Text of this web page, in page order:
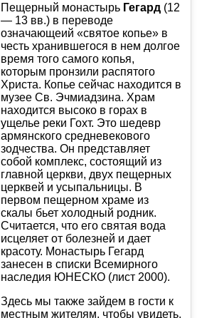
Пещерный монастырь Гегард (12
— 13 вв.) в переводе
означающеий «святое копье» в
честь хранившегося в нем долгое
время того самого копья,
которым пронзили распятого
Христа. Копье сейчас находится в
музее Св. Эчмиадзина. Храм
находится высоко в горах в
ущелье реки Гохт. Это шедевр
армянского средневекового
зодчества. Он представляет
собой комплекс, состоящий из
главной церкви, двух пещерных
церквей и усыпальницы. В
первом пещерном храме из
скалы бьет холодный родник.
Считается, что его святая вода
исцеляет от болезней и дает
красоту. Монастырь Гегард
занесен в списки Всемирного
наследия ЮНЕСКО (лист 2000).
Здесь мы также зайдем в гости к
местным жителям, чтобы увидеть,